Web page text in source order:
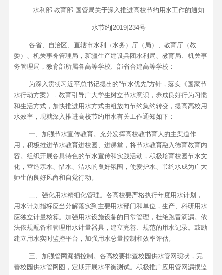
水利部 教育部 国管局关于深入推进高校节约用水工作的通知
水节约[2019]234号
各省、自治区、直辖市水利（水务）厅（局）、教育厅（教
委）、机关事务管理局，新疆生产建设兵团水利局、教育局、机关事
务管理局，教育部所属各高等学校、部省合建高等学校：
为深入贯彻习近平总书记提出的“节水优先”方针，落实《国家节
水行动方案》，教育引导广大学生树立节水意识，养成良好行为习惯
和生活方式，加快推进用水方式由粗放向节约集约转变，提高高校用
水效率，现就深入推进高校节约用水有关工作通知如下：
一、加强节水宣传教育。充分发挥高校教书育人的主渠道作
用，积极推进节水教育进校园、进课堂，将节水教育融入德育教育内
容。组织开展各具特色的节水宣传和实践活动，积极培育校园节水文
化，营造亲水、惜水、洁水的良好氛围，使爱护水、节约水成为广大
师生的良好风尚和自觉行动。
二、强化用水精细化管理。各高校要严格执行年度用水计划，
用水计划指标应当分解落实到主要用水部门和单位，生产、科研用水
应独立计量核算。加强用水设施设备的日常管理，杜绝跑冒滴漏。依
法依规配备和管理用水计量器具，建立完善、规范的用水记录。鼓励
建立用水实时监控平台，加强用水总量控制和效率评估。
三、加强管网漏损控制。各高校要排查校园供水管网现状，完
善校园供水管网图，定期开展水平衡测试。积极推广应用管网漏损监